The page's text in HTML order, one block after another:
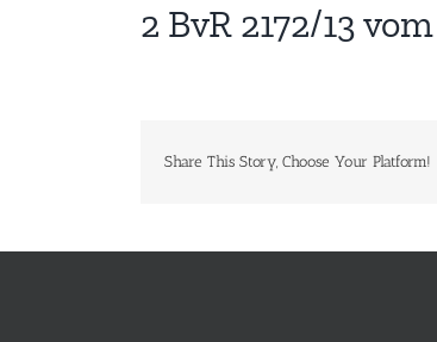
2 BvR 2172/13
Share This Story, Choose Your Platform!